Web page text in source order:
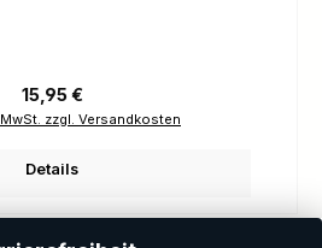
Regulärer Preis:
15,95 €
zzgl. Versandkosten
Details